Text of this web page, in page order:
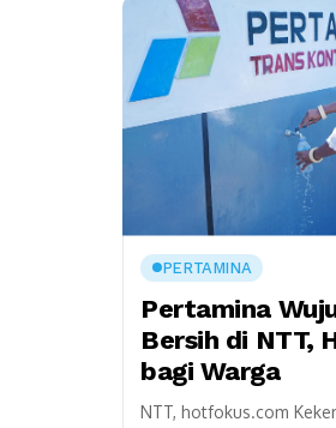
PERTAMINA
Pertamina
Bersih di NTT,
bagi Warga
NTT, hotfokus.com